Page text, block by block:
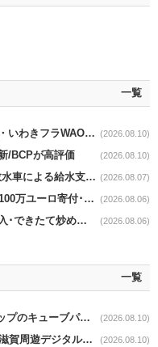
一覧
イオン東北news｜大好きふくしま元気・いわきフラWAONの利用金額一部寄付 (2026.08.10)
/BCPが高評価 (2026.08.10)
ローソンnews｜｢熊本地震｣/店舗への散水車による給水支援を開始 (2026.08.07)
ファストリnews｜｢フランス山火事｣へ100万ユーロ寄付･衣料5万点も提供 (2026.08.06)
ローソンnews｜｢鍋さばきロボ｣7/22導入･できたて炒めメニューを提供 (2026.08.06)
一覧
セブン-イレブンnews｜｢レモン＆ホイップのキューブパン｣8/11発売 (2026.08.10)
平和堂news｜石山店が｢さよならララ｣滋賀周遊デジタルラリースポットに選定 (2026.08.10)